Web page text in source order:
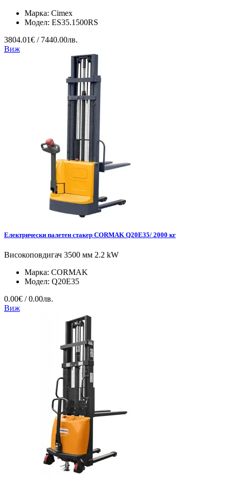
Марка: Cimex
Модел: ES35.1500RS
3804.01€ / 7440.00лв.
Виж
Електрически палетен стакер CORMAK Q20E35/ 2000 кг
Високоповдигач 3500 мм 2.2 kW
Марка: CORMAK
Модел: Q20E35
0.00€ / 0.00лв.
Виж